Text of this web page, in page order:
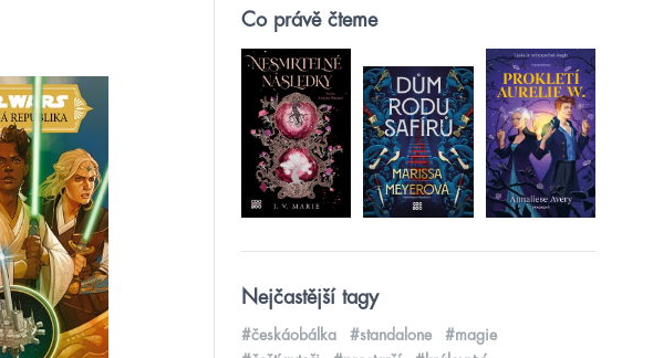
Co právě čteme
Nejčastější tagy
#českáobálka #standalone
#magie